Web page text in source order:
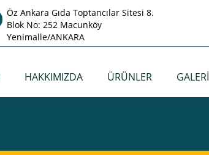
Öz Ankara Gıda Toptancılar Sitesi 8.
Blok No: 252 Macunköy
Yenimalle/ANKARA
HAKKIMIZDA ÜRÜNLER GALERİ